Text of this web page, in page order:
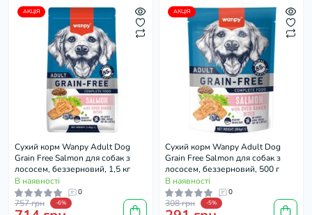
АКЦІЯ
Cухий корм Wanpy Adult Dog
Grain Free Salmon для собак з
лососем, беззерновий, 1,5 кг
В наявності
0
757 грн -6%
АКЦІЯ
Cухий корм Wanpy Adult Dog
Grain Free Salmon для собак з
лососем, беззерновий, 500 г
В наявності
0
308 грн -5%